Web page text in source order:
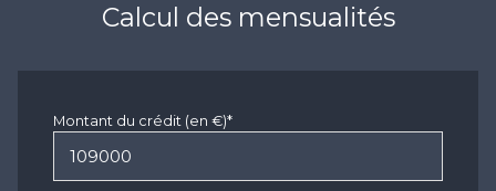
Calcul des mensualités
Montant du crédit (en €)*